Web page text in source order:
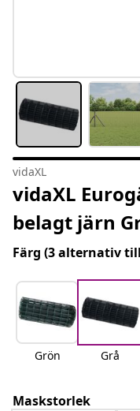
vidaXL
vidaXL
belagt järn
Färg (3 alternativ
Grön Grå
Maskstorlek